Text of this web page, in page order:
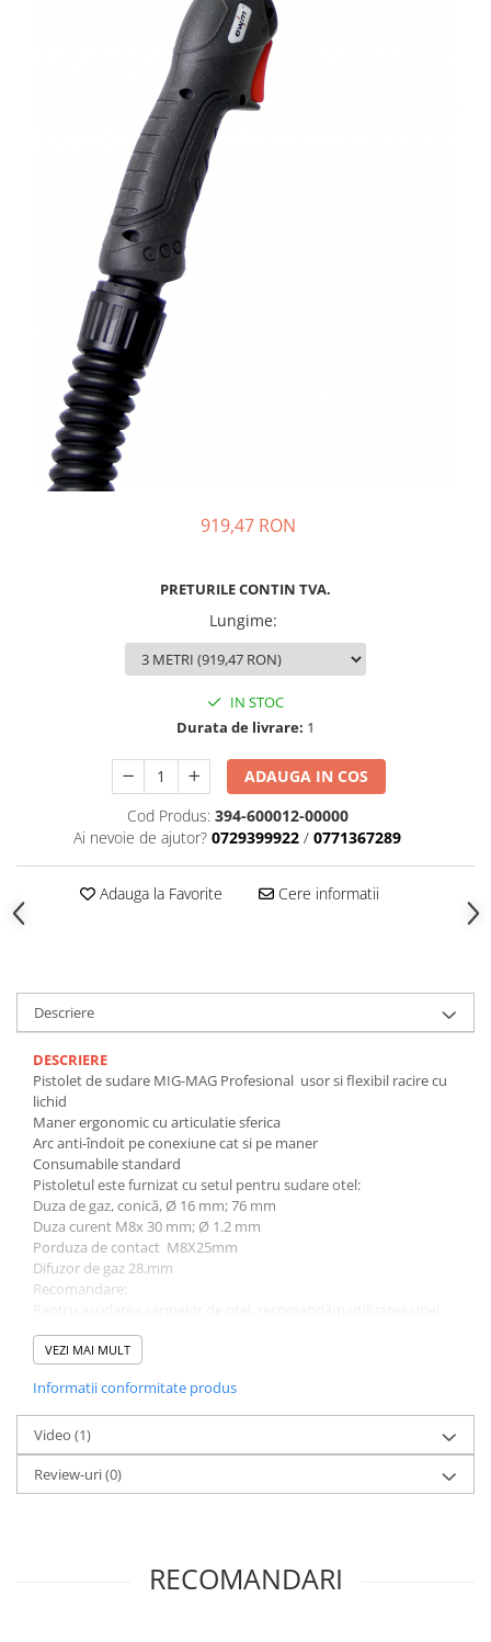
919,47 RON
PRETURILE CONTIN TVA.
Lungime:
IN STOC
Durata de livrare: 1
ADAUGA IN COS
Cod Produs: 394-600012-00000
Ai nevoie de ajutor? 0729399922 / 0771367289
Adauga la Favorite Cere informatii
Descriere
DESCRIERE
Pistolet de sudare MIG-MAG Profesional usor si flexibil racire cu
lichid
Maner ergonomic cu articulatie sferica
Arc anti-îndoit pe conexiune cat si pe maner
Consumabile standard
Pistoletul este furnizat cu setul pentru sudare otel:
Duza de gaz, conică, Ø 16 mm; 76 mm
Duza curent M8x 30 mm; Ø 1.2 mm
Porduza de contact M8X25mm
Difuzor de gaz 28.mm
Recomandare:
liner interior izolat
Pentru sudarea sarmelor CrNi, aluminiu, miez de flux și CuSi, vă
sau (alternativ puteți utiliza un liner din Teflon complet sau
carbon.
DATE TEHNICE
Duty cycle CO2
VEZI MAI MULT
Informatii conformitate produs
Video (1)
Review-uri(0)
RECOMANDARI